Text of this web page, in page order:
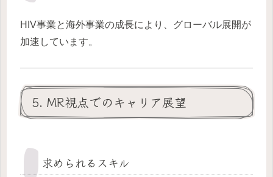
HIV事業と海外事業の成長により、グローバル展開が
加速しています。
5. MR視点でのキャリア展望
求められるスキル